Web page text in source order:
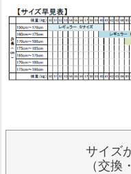
サイズ
（交換